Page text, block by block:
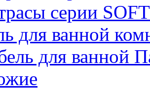
серии SOFT
для ванной
для ванной